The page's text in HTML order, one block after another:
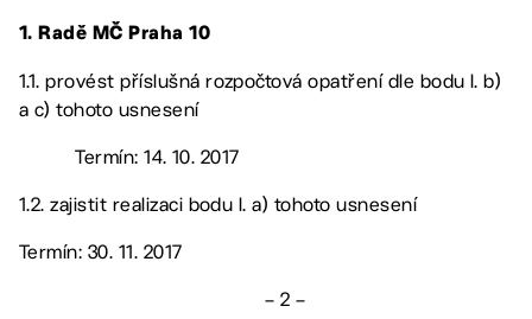
1. Radě MČ Praha 10
1.1. provést příslušná rozpočtová opatření dle bodu I. b)
a c) tohoto usnesení
Termín: 14. 10. 2017
1.2. zajistit realizaci bodu I. a) tohoto usnesení
Termín: 30. 11. 2017
– 2 –